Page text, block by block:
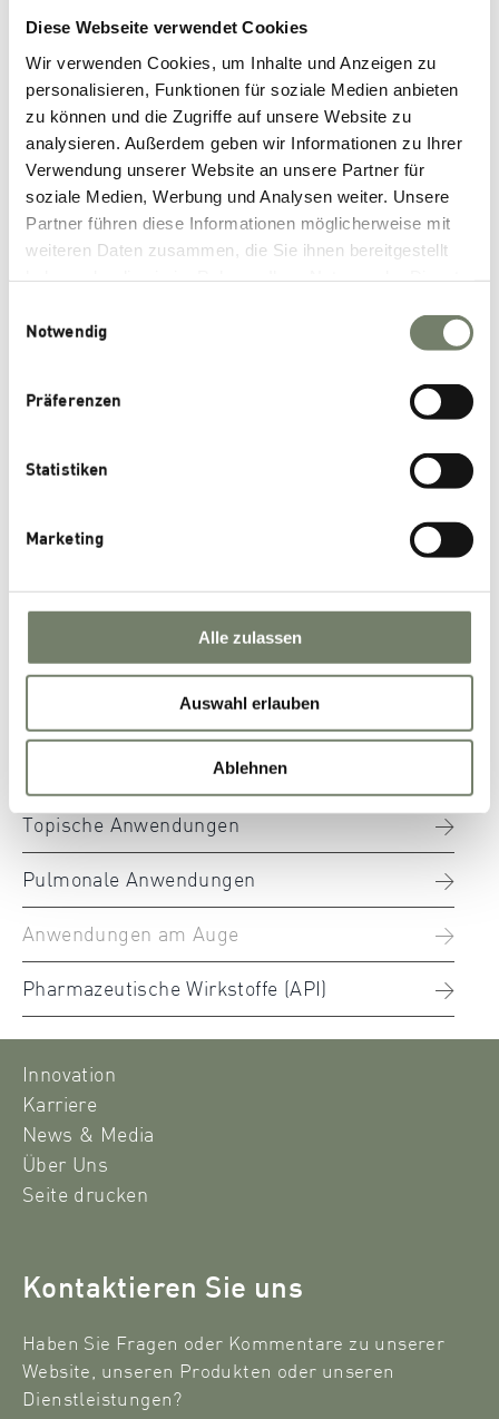
Diese Webseite verwendet Cookies
Wir verwenden Cookies, um Inhalte und Anzeigen zu
personalisieren, Funktionen für soziale Medien anbieten
zu können und die Zugriffe auf unsere Website zu
analysieren. Außerdem geben wir Informationen zu Ihrer
Verwendung unserer Website an unsere Partner für
soziale Medien, Werbung und Analysen weiter. Unsere
Partner führen diese Informationen möglicherweise mit
weiteren Daten zusammen, die Sie ihnen bereitgestellt
Notwendig
Präferenzen
Statistiken
Marketing
Alle zulassen
Auswahl erlauben
Ablehnen
Non-GMO Soja
LIPOID P 100 Phosphatidylcholin, Gehalt
LIPOID Liposome Basic Vorformulierte Liposomen
LIPOID Liposome 0041 Wässrige
Phosphatidylcholin, Gehalt
Synthetisch
sn-
Pharmazeutische Anwendungen
Topische Anwendungen
Pulmonale Anwendungen
Anwendungen am Auge
Pharmazeutische Wirkstoffe (API)
Innovation
Karriere
News & Media
Über Uns
Seite drucken
Kontaktieren Sie uns
Haben Sie Fragen oder Kommentare zu unserer
Website, unseren Produkten oder unseren
Dienstleistungen?